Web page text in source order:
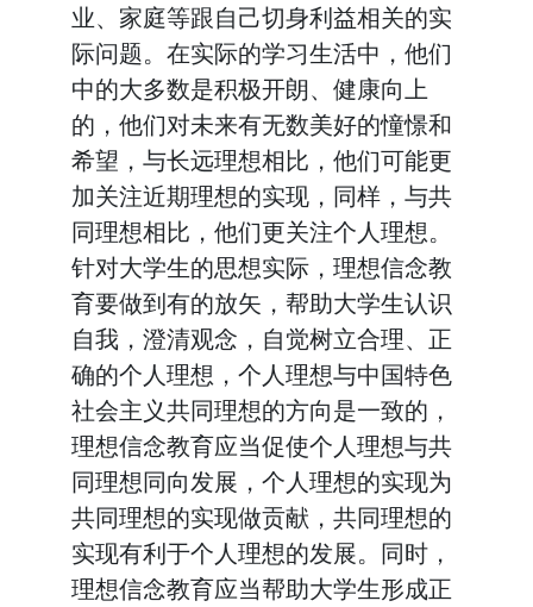
业、家庭等跟自己切身利益相关的实
际问题。在实际的学习生活中，他们
中的大多数是积极开朗、健康向上
的，他们对未来有无数美好的憧憬和
希望，与长远理想相比，他们可能更
加关注近期理想的实现，同样，与共
同理想相比，他们更关注个人理想。
针对大学生的思想实际，理想信念教
育要做到有的放矢，帮助大学生认识
自我，澄清观念，自觉树立合理、正
确的个人理想，个人理想与中国特色
社会主义共同理想的方向是一致的，
理想信念教育应当促使个人理想与共
同理想同向发展，个人理想的实现为
共同理想的实现做贡献，共同理想的
实现有利于个人理想的发展。同时，
理想信念教育应当帮助大学生形成正